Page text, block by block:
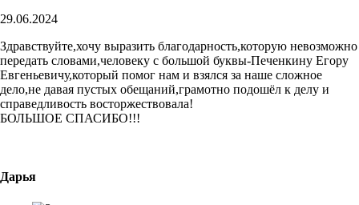
29.06.2024
Здравствуйте,хочу выразить благодарность,которую невозможно
передать словами,человеку с большой буквы-Печенкину Егору
Евгеньевичу,который помог нам и взялся за наше сложное
дело,не давая пустых обещаний,грамотно подошёл к делу и
справедливость восторжествовала!
БОЛЬШОЕ СПАСИБО!!!
Дарья